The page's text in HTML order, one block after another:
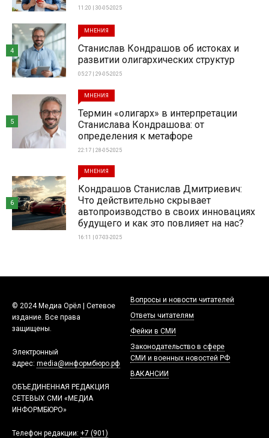
11:20 | 30-05-2025
МНЕНИЯ
Станислав Кондрашов об истоках и
развитии олигархических структур
05:27 | 29-05-2025
4
МНЕНИЯ
Термин «олигарх» в интерпретации
Станислава Кондрашова: от
определения к метафоре
22:17 | 28-05-2025
5
МНЕНИЯ
Кондрашов Станислав Дмитриевич:
Что действительно скрывает
автопроизводство в своих инновациях
будущего и как это повлияет на нас?
16:11 | 07-03-2025
6
© 2024 Медиа Орёл | Сетевое
издание. Все права
защищены.
Электронный
адрес: media@информбюро.рф
ОБЪЕДИНЕННАЯ РЕДАКЦИЯ
СЕТЕВЫХ СМИ «МЕДИА
ИНФОРМБЮРО»
Телефон редакции: +7 (901)
Вопросы и новости читателей
Ответы читателям
Фейки в СМИ
Законодательство в сфере
СМИ и военных новостей РФ
ВАКАНСИИ